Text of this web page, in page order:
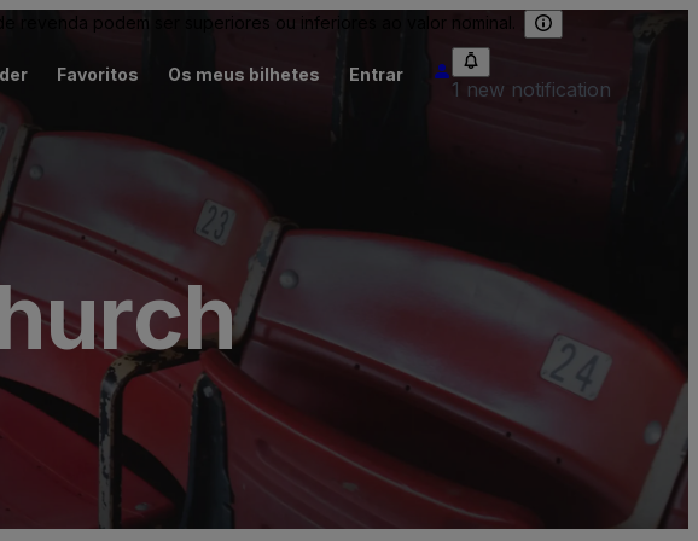
revenda podem ser superiores ou inferiores ao valor nominal.
Favoritos Os meus bilhetes Entrar
1 new notification